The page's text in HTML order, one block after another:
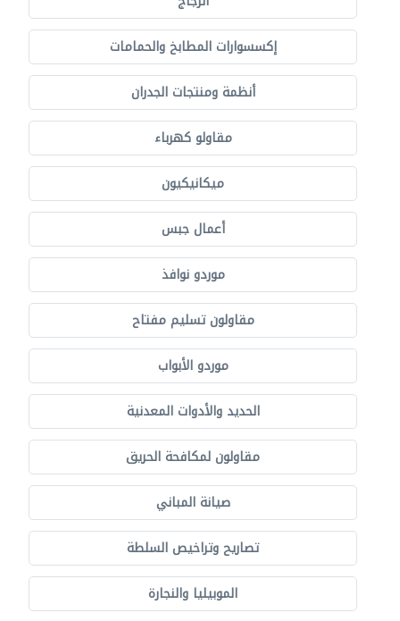
إكسسوارات المطابخ والحمامات
أنظمة ومنتجات الجدران
مقاولو كهرباء
ميكانيكيون
أعمال جبس
موردو نوافذ
مقاولون تسليم مفتاح
موردو الأبواب
الحديد والأدوات المعدنية
مقاولون لمكافحة الحريق
صيانة المباني
تصاريح وتراخيص السلطة
الموبيليا والنجارة